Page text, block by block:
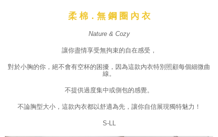
個人情報の処理、利用について疑問がある、または関連する法律の権利を
にご連絡ください。上記に示した個人情報を、必要な購入注文書とあわせ
理、利用を許可することににご同意いただけない場合は、当サービスを選
択しないでください。
柔 棉．無 鋼 圈 內 衣
Nature & Cozy
讓你盡情享受無拘束的自在感受，
對於小胸的你，絕不會有空杯的困擾，因為這款內衣特別照顧每個細微曲
線。
不提供過度集中或側包的感覺。
不論胸型大小，這款內衣都以舒適為先，讓你自信展現獨特魅力！
S-LL